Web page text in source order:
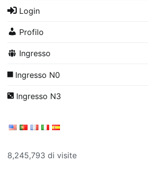
Login
Profilo
Ingresso
Ingresso N0
Ingresso N3
8,245,793 di visite